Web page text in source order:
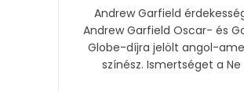
Andrew Garfield
Andrew Garfield Oscar- és
Globe-díjra jelölt angol-
színész. Ismertséget a Ne